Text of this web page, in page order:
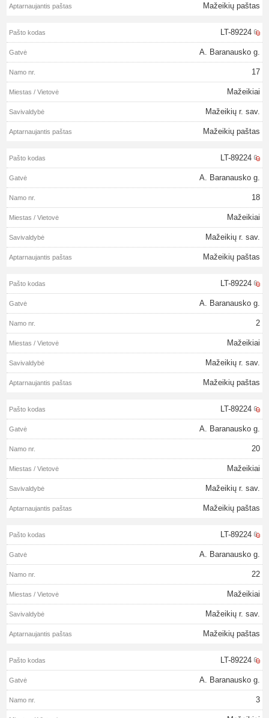
Mažeikių paštas
LT-89224
A. Baranausko g.
17
Mažeikiai
Mažeikių r. sav.
Mažeikių paštas
LT-89224
A. Baranausko g.
18
Mažeikiai
Mažeikių r. sav.
Mažeikių paštas
LT-89224
A. Baranausko g.
2
Mažeikiai
Mažeikių r. sav.
Mažeikių paštas
LT-89224
A. Baranausko g.
20
Mažeikiai
Mažeikių r. sav.
Mažeikių paštas
LT-89224
A. Baranausko g.
22
Mažeikiai
Mažeikių r. sav.
Mažeikių paštas
LT-89224
A. Baranausko g.
3